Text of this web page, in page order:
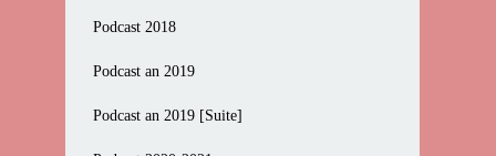
Podcast 2018
Podcast an 2019
Podcast an 2019 [Suite]